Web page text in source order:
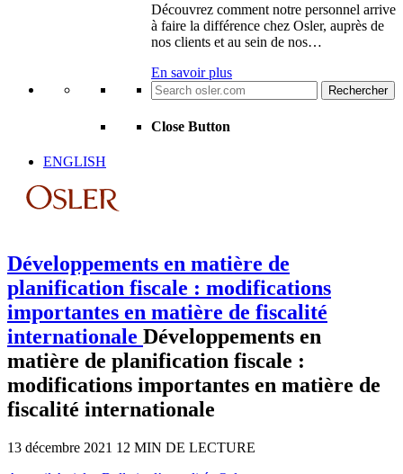
Découvrez comment notre personnel arrive
à faire la différence chez Osler, auprès de
nos clients et au sein de nos…
En savoir plus
Search
for:
Close Button
ENGLISH
Développements en matière de
planification fiscale : modifications
importantes en matière de fiscalité
internationale Développements en
matière de planification fiscale :
modifications importantes en matière de
fiscalité internationale
13 décembre 2021 12 MIN DE LECTURE